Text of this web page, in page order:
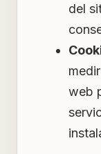
del
web